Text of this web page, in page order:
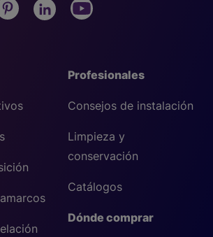
Profesionales
Consejos de instalación
Limpieza y
conservación
Catálogos
Dónde comprar